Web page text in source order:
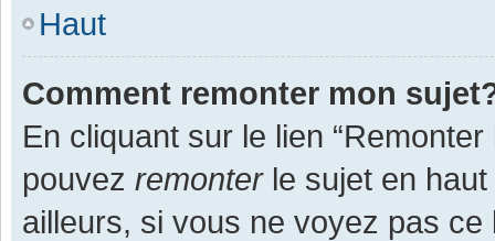
Haut
Comment remonter mon
En cliquant sur le lien
pouvez remonterle sujet en haut
ailleurs, si vous ne voyez pas